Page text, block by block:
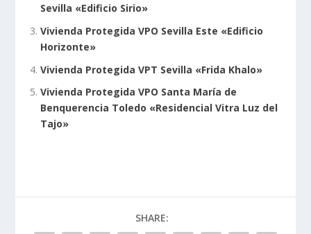
Sevilla «Edificio Sirio»
Vivienda Protegida VPO Sevilla Este «Edificio
Horizonte»
Vivienda Protegida VPT Sevilla «Frida Khalo»
Vivienda Protegida VPO Santa María de
Benquerencia Toledo «Residencial Vitra Luz del
Tajo»
SHARE: